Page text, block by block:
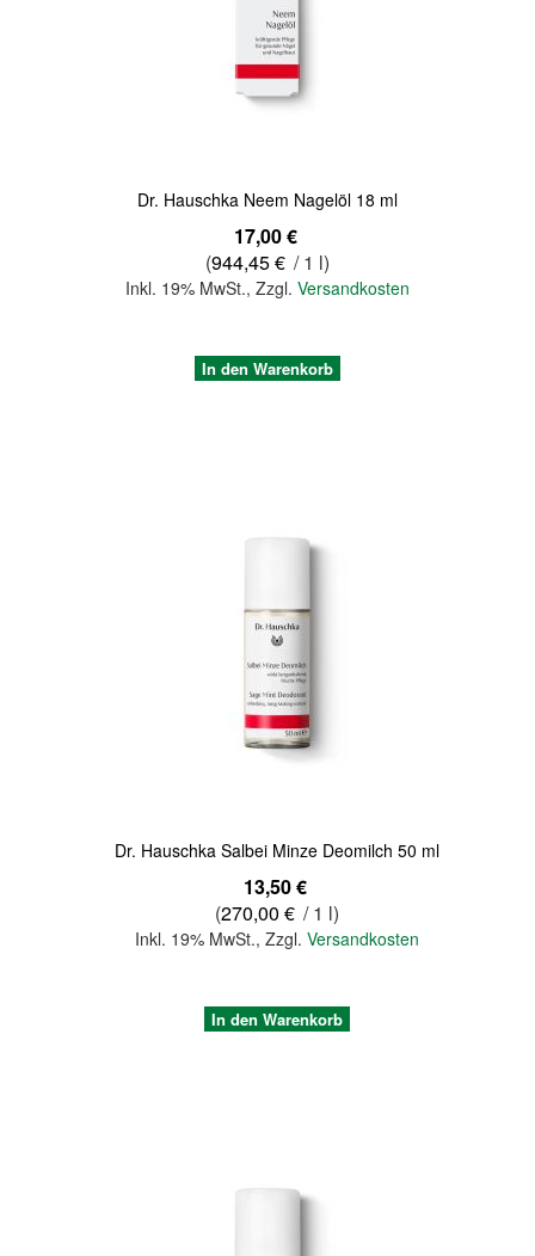
Dr. Hauschka Neem Nagelöl 18 ml
17,00 €
(944,45 € / 1 l)
Inkl. 19% MwSt., Zzgl. Versandkosten
In den Warenkorb
Dr. Hauschka Salbei Minze Deomilch 50 ml
13,50 €
(270,00 € / 1 l)
Inkl. 19% MwSt.,Zzgl.Versandkosten
In den Warenkorb